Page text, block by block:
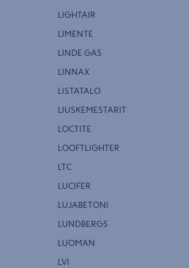
LIGHTAIR
LIMENTE
LINDE GAS
LINNAX
LISTATALO
LIUSKEMESTARIT
LOCTITE
LOOFTLIGHTER
LTC
LUCIFER
LUJABETONI
LUNDBERGS
LUOMAN
LVI